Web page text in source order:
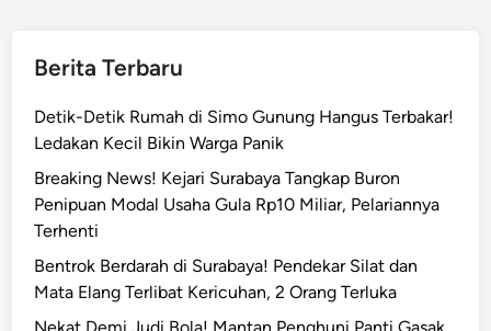
Berita Terbaru
Detik-Detik Rumah di Simo Gunung Hangus Terbakar!
Ledakan Kecil Bikin Warga Panik
Breaking News! Kejari Surabaya Tangkap Buron
Penipuan Modal Usaha Gula Rp10 Miliar, Pelariannya
Terhenti
Bentrok Berdarah di Surabaya! Pendekar Silat dan
Mata Elang Terlibat Kericuhan, 2 Orang Terluka